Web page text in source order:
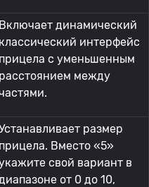
Включает динамический
классический интерфейс
прицела с уменьшенным
расстоянием между
размер
прицела. Вместо «5»
свой вариант в
от 0 до 10,